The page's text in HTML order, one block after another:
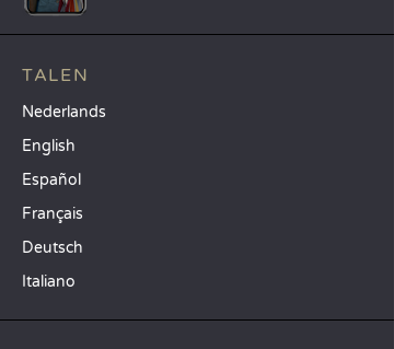
TALEN
Nederlands
English
Español
Français
Deutsch
Italiano